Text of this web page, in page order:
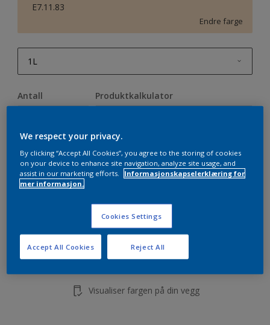
E7.11.83
Endre farge
1L
2,5L
10L
Antall Produktkalkulator
Finn en forhandler
Visualiser fargen på din vegg
We respect your privacy.
By clicking “Accept All Cookies”, you agree to the storing of cookies
on your device to enhance site navigation, analyze site usage, and
assist in our marketing efforts.
Informasjonskapselerklæring for
mer informasjon.
Cookies Settings
Reject All
Accept All Cookies